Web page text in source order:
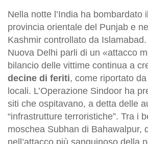
Nella notte l’India ha bombardato
provincia orientale del Punjab e
Kashmir controllato da
Nuova Delhi parli di un «attacco
bilancio delle vittime continua a
decine di feriti, come riportato
locali. L’Operazione Sindoor ha
siti che ospitavano, a detta delle
“infrastrutture terroristiche”. Tra i
moschea Subhan di Bahawalpur,
nell’attacco più sanguinoso della